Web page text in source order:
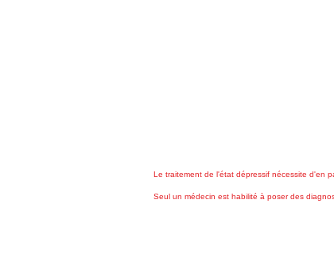
Le traitement de l'état dépressif nécessite d'en
Seul un médecin est habilité à poser des